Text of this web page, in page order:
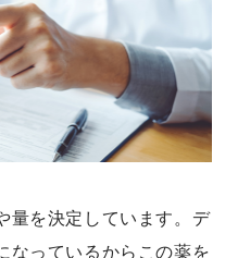
量を決定しています。デ
なっているからこの薬を